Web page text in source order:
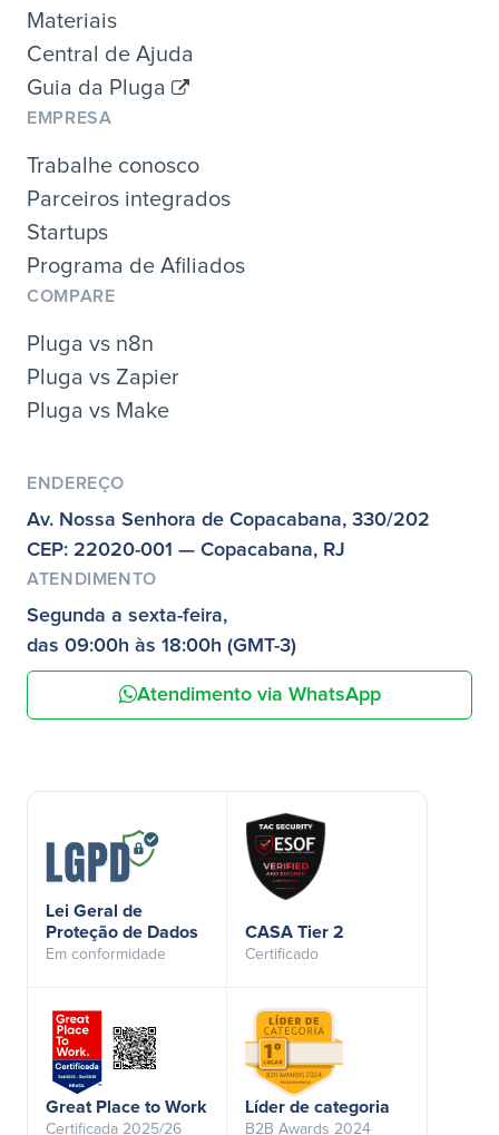
Materiais
Central de Ajuda
Guia da Pluga
EMPRESA
Trabalhe conosco
Parceiros integrados
Startups
Programa de Afiliados
COMPARE
Pluga vs n8n
Pluga vs Zapier
Pluga vs Make
ENDEREÇO
Av. Nossa Senhora de Copacabana, 330/202
CEP: 22020-001 — Copacabana, RJ
ATENDIMENTO
Segunda a sexta-feira,
das 09:00h às 18:00h (GMT-3)
Atendimento via WhatsApp
Lei Geral de
Proteção de Dados
Em conformidade
CASA Tier 2
Certificado
Great Place to Work
Certificada 2025/26
Líder de categoria
B2B Awards 2024